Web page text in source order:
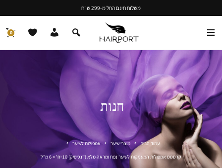
משלוח חינם החל מ-299 ש"ח
0
חנות
עמוד הבית מוצרי שיער אמפולות לשיער
קרסטס אמפולות המעניקות לשיער נפח ומראה מלא (דנסיפיק) 10 יח' × 6 מ"ל